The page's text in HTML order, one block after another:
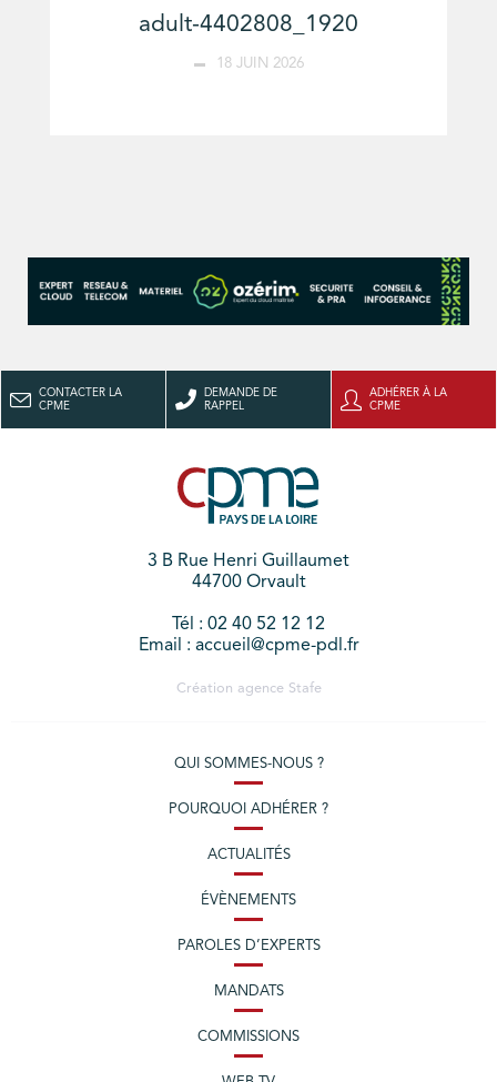
adult-4402808_1920
18 JUIN 2026
CONTACTER LA
CPME
DEMANDE DE
RAPPEL
ADHÉRER À LA
CPME
3 B Rue Henri Guillaumet
44700 Orvault
Tél : 02 40 52 12 12
Email : accueil@cpme-pdl.fr
Création agence Stafe
QUI SOMMES-NOUS ?
POURQUOI ADHÉRER ?
ACTUALITÉS
ÉVÈNEMENTS
PAROLES D’EXPERTS
MANDATS
COMMISSIONS